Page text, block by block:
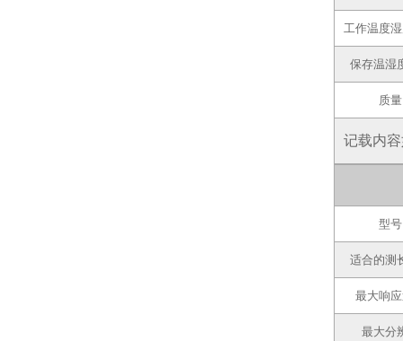
记载内
工作温度
保存温湿
质量
型号
适合的测
最大响
最大分